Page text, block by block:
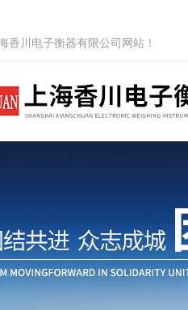
香川电子衡器有限公司网站！